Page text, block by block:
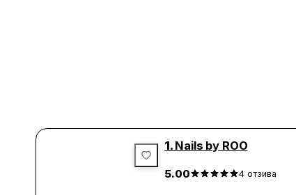
1. Nails by ROO
5.00 4 отзива